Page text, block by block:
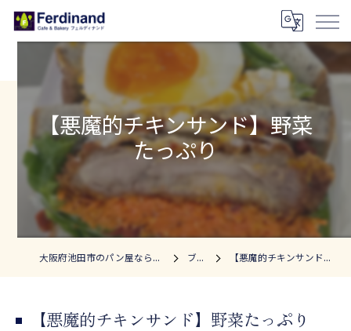
【悪魔的チキンサンド】野菜
たっぷり
大阪府池田市のパン屋ならフェルディナンド ブログ 【悪魔的チキンサンド】野菜たっぷり
【悪魔的チキンサンド】野菜たっぷり